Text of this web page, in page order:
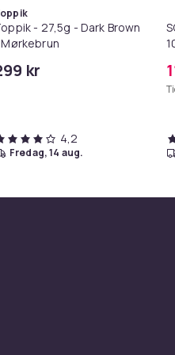
- 27,5g - Dark Brown
kr
4,2
fredag, 14 aug.